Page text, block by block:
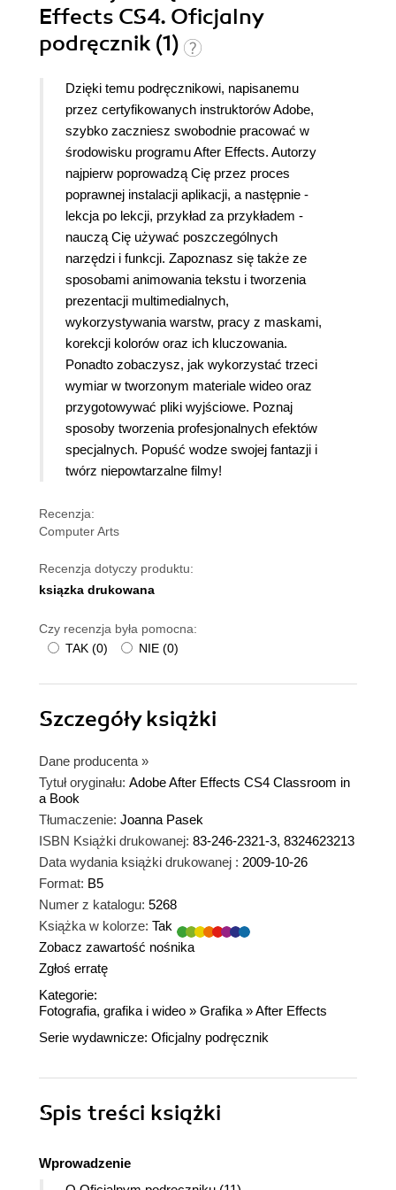
Effects CS4. Oficjalny
podręcznik (1)
Dzięki temu podręcznikowi, napisanemu
przez certyfikowanych instruktorów Adobe,
szybko zaczniesz swobodnie pracować w
środowisku programu After Effects. Autorzy
najpierw poprowadzą Cię przez proces
poprawnej instalacji aplikacji, a następnie -
lekcja po lekcji, przykład za przykładem -
nauczą Cię używać poszczególnych
narzędzi i funkcji. Zapoznasz się także ze
sposobami animowania tekstu i tworzenia
prezentacji multimedialnych,
wykorzystywania warstw, pracy z maskami,
korekcji kolorów oraz ich kluczowania.
Ponadto zobaczysz, jak wykorzystać trzeci
wymiar w tworzonym materiale wideo oraz
przygotowywać pliki wyjściowe. Poznaj
sposoby tworzenia profesjonalnych efektów
specjalnych. Popuść wodze swojej fantazji i
twórz niepowtarzalne filmy!
Recenzja:
Computer Arts
Recenzja dotyczy produktu:
ksiązka drukowana
Czy recenzja była pomocna:
TAK (0) NIE (0)
Szczegółyksiążki
Dane producenta »
Tytuł oryginału: Adobe After Effects CS4 Classroom in
a Book
Tłumaczenie: Joanna Pasek
ISBN Książki drukowanej: 83-246-2321-3, 8324623213
Data wydania książki drukowanej : 2009-10-26
Format: B5
Numer z katalogu: 5268
Książka w kolorze: Tak
Zobacz zawartość nośnika
Zgłoś erratę
Kategorie:
Fotografia, grafika i wideo » Grafika »After Effects
Serie wydawnicze: Oficjalny podręcznik
Spis treści książki
Wprowadzenie